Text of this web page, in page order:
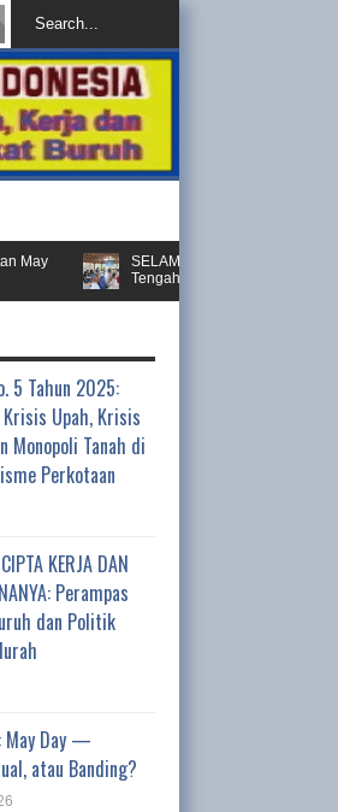
SELAMAT atas Terbentuknya
Tengah
5 Tahun 2025:
Upah, Krisis
Monopoli Tanah di
Perkotaan
KERJA DAN
Perampas
dan Politik
May Day —
atau Banding?